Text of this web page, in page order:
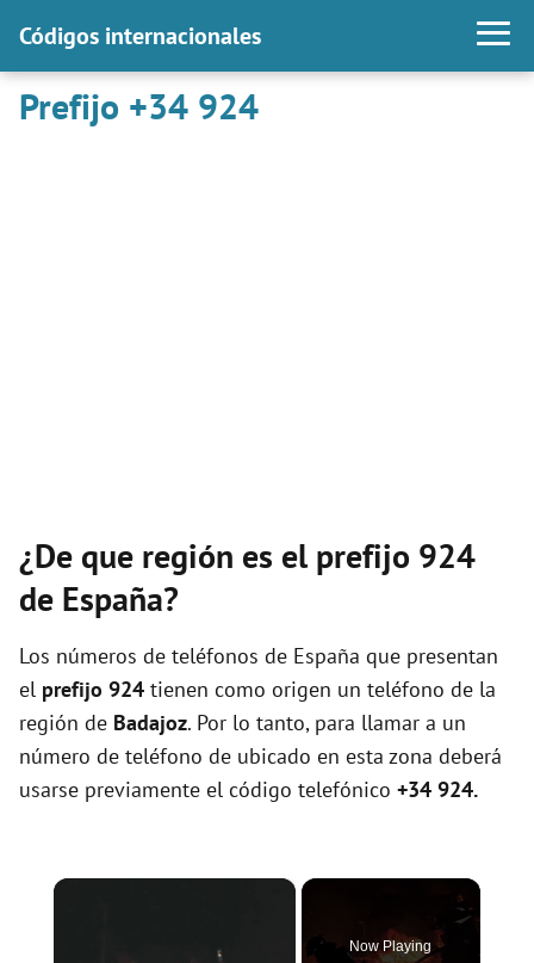
Códigos internacionales
Prefijo +34 924
¿De que región es el prefijo 924
de España?
Los números de teléfonos de España que presentan
el prefijo 924 tienen como origen un teléfono de la
región de Badajoz. Por lo tanto, para llamar a un
número de teléfono de ubicado en esta zona deberá
usarse previamente el código telefónico +34 924.
×
Now Playing